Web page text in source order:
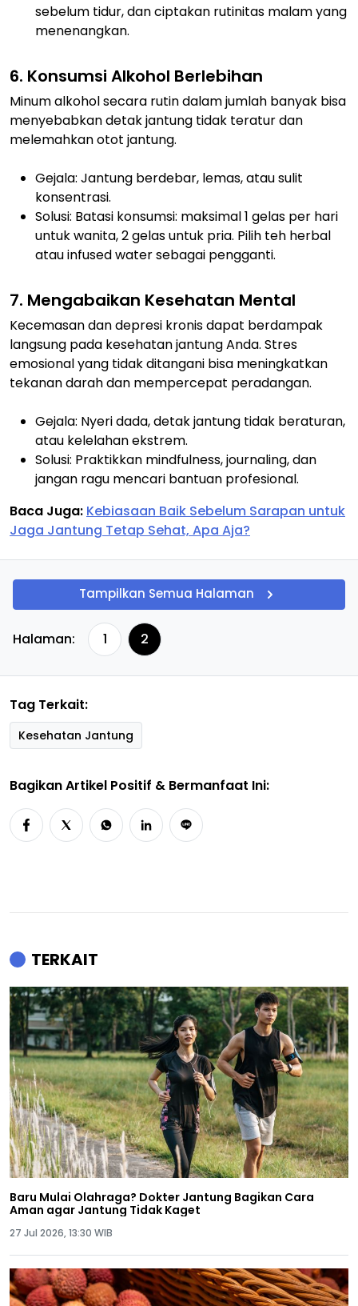
sebelum tidur, dan ciptakan rutinitas malam yang
menenangkan.
6. Konsumsi Alkohol Berlebihan
Minum alkohol secara rutin dalam jumlah banyak bisa
menyebabkan detak jantung tidak teratur dan
melemahkan otot jantung.
Gejala: Jantung berdebar, lemas, atau sulit
konsentrasi.
Solusi: Batasi konsumsi: maksimal 1 gelas per hari
untuk wanita, 2 gelas untuk pria. Pilih teh herbal
atau infused water sebagai pengganti.
7. Mengabaikan Kesehatan Mental
Kecemasan dan depresi kronis dapat berdampak
langsung pada kesehatan jantung Anda. Stres
emosional yang tidak ditangani bisa meningkatkan
tekanan darah dan mempercepat peradangan.
Gejala: Nyeri dada, detak jantung tidak beraturan,
atau kelelahan ekstrem.
Solusi: Praktikkan mindfulness, journaling, dan
jangan ragu mencari bantuan profesional.
Baca Juga: Kebiasaan Baik Sebelum Sarapan untuk
Jaga Jantung Tetap Sehat, Apa Aja?
Tampilkan Semua Halaman
Halaman: 1 2
Tag Terkait:
Kesehatan Jantung
Bagikan Artikel Positif & Bermanfaat Ini:
TERKAIT
Baru Mulai Olahraga? Dokter Jantung Bagikan Cara
Aman agar Jantung Tidak Kaget
27 Jul 2026, 13:30 WIB